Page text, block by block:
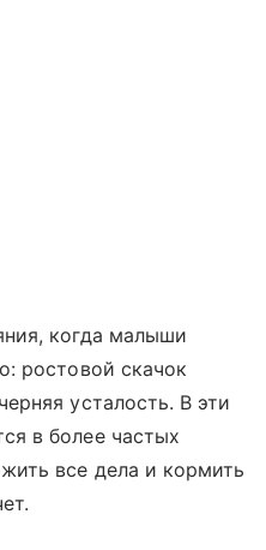
когда малыши
ростовой скачок
усталость. В эти
в более частых
все дела и кормить